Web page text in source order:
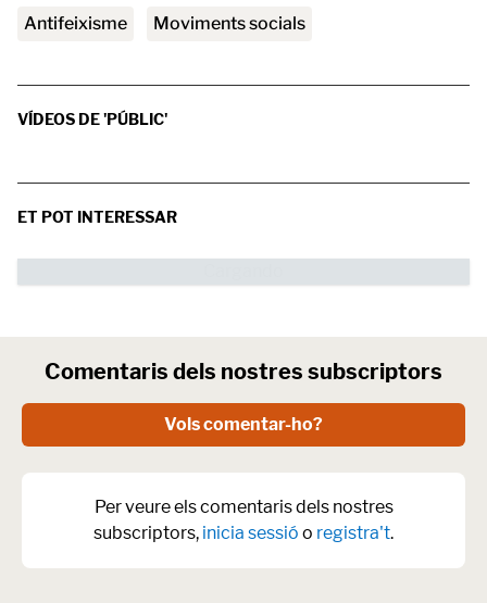
antifeixisme moviments socials
VÍDEOS DE 'PÚBLIC'
ET POT INTERESSAR
Comentaris dels nostres subscriptors
Vols comentar-ho?
Per veure els comentaris dels nostres
subscriptors, inicia sessió o registra't.